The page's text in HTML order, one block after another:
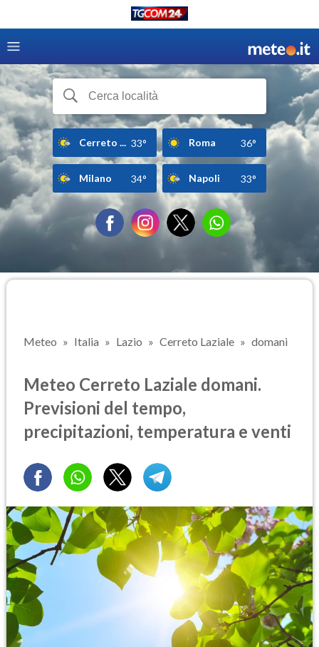
Cerreto ... 33° Roma 36°
Milano 34° Napoli 33°
Meteo Italia Lazio Cerreto Laziale domani
Meteo Cerreto Laziale domani.
Previsioni del tempo,
precipitazioni, temperatura e venti